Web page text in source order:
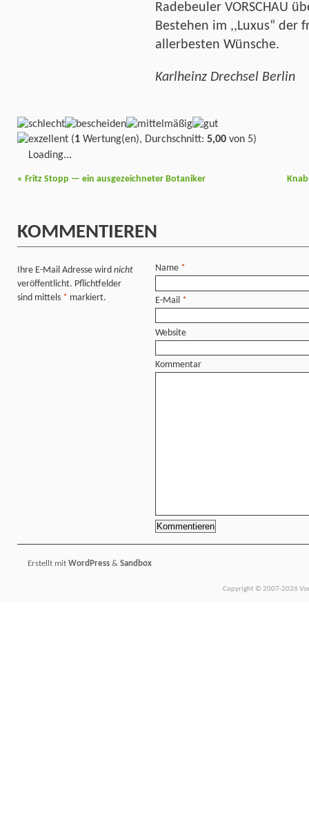
Radebeuler VORSCHAU
Bestehen im ,,Luxus“ der
allerbesten Wünsche.
Karlheinz Drechsel Berlin
(1 Wertung(en), Durchschnitt: 5,00 von 5)
Loading...
« Fritz Stopp — ein ausgezeichneter Botaniker
KOMMENTIEREN
Ihre E-Mail Adresse wird nicht
veröffentlicht. Pflichtfelder
sind mittels * markiert.
Name *
E-Mail *
Website
Kommentar
Erstellt mit WordPress & Sandbox
Copyright © 2007-2026